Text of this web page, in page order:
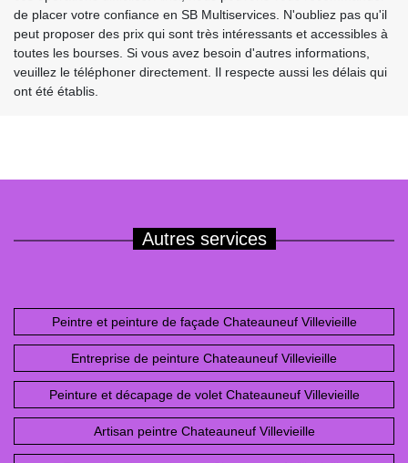
de placer votre confiance en SB Multiservices. N'oubliez pas qu'il
peut proposer des prix qui sont très intéressants et accessibles à
toutes les bourses. Si vous avez besoin d'autres informations,
veuillez le téléphoner directement. Il respecte aussi les délais qui
ont été établis.
Autres services
Peintre et peinture de façade Chateauneuf Villevieille
Entreprise de peinture Chateauneuf Villevieille
Peinture et décapage de volet Chateauneuf Villevieille
Artisan peintre Chateauneuf Villevieille